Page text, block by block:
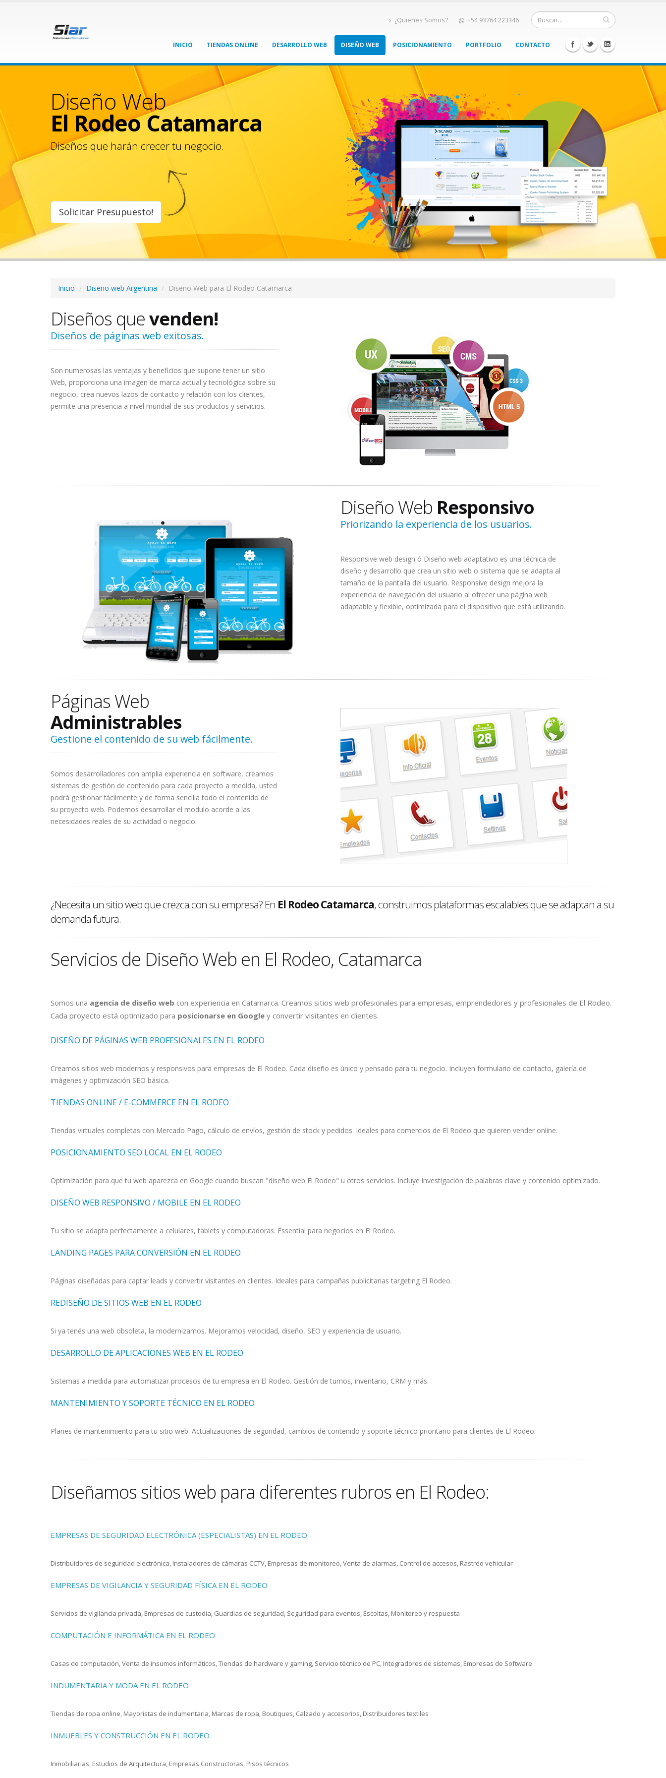
¿Quienes Somos? +54 93764 223346
INICIO TIENDAS ONLINE DESARROLLO WEB DISEÑO WEB POSICIONAMIENTO PORTFOLIO CONTACTO
Diseño Web
El Rodeo Catamarca
Diseños que harán crecer tu negocio.
Solicitar Presupuesto!
Inicio Diseño web Argentina Diseño Web para El Rodeo Catamarca
Diseños quevenden!
Diseños de páginas web exitosas.
Son numerosas las ventajas y beneficios que supone tener un sitio
Web, proporciona una imagen de marca actual y tecnológica sobre su
negocio, crea nuevos lazos de contacto y relación con los clientes,
permite una presencia a nivel mundial de sus productos y servicios.
Diseño Web Responsivo
Priorizando la experiencia de los usuarios.
Responsive web design ó Diseño web adaptativo es una técnica de
diseño y desarrollo que crea un sitio web o sistema que se adapta al
tamaño de la pantalla del usuario. Responsive design mejora la
experiencia de navegación del usuario al ofrecer una página web
adaptable y flexible, optimizada para el dispositivo que está utilizando.
Páginas Web
Administrables
Gestione el contenido de su web fácilmente.
Somos desarrolladores con amplia experiencia en software, creamos
sistemas de gestión de contenido para cada proyecto a medida, usted
podrá gestionar fácilmente y de forma sencilla todo el contenido de
su proyecto web. Podemos desarrollar el modulo acorde a las
necesidades reales de su actividad o negocio.
¿Necesita un sitio web que crezca con su empresa? En El Rodeo Catamarca, construimos plataformas escalables que se adaptan a su
demanda futura.
Servicios de Diseño Web en El Rodeo, Catamarca
Somos una agencia de diseño web con experiencia en Catamarca. Creamos sitios web profesionales para empresas, emprendedores y profesionales de El Rodeo.
Cada proyecto está optimizado para posicionarse en Google y convertir visitantes en clientes.
DISEÑO DE PÁGINAS WEB PROFESIONALES EN EL RODEO
Creamos sitios web modernos y responsivos para empresas de El Rodeo. Cada diseño es único y pensado para tu negocio. Incluyen formulario de contacto, galería de
imágenes y optimización SEO básica.
TIENDAS ONLINE / E-COMMERCE EN EL RODEO
Tiendas virtuales completas con Mercado Pago, cálculo de envíos, gestión de stock y pedidos. Ideales para comercios de El Rodeo que quieren vender online.
POSICIONAMIENTO SEO LOCAL EN EL RODEO
Optimización para que tu web aparezca en Google cuando buscan "diseño web El Rodeo" u otros servicios. Incluye investigación de palabras clave y contenido optimizado.
DISEÑO WEB RESPONSIVO / MOBILE EN EL RODEO
Tu sitio se adapta perfectamente a celulares, tablets y computadoras. Essential para negocios en El Rodeo.
LANDING PAGES PARA CONVERSIÓN EN EL RODEO
Páginas diseñadas para captar leads y convertir visitantes en clientes. Ideales para campañas publicitarias targeting El Rodeo.
REDISEÑO DE SITIOS WEB EN EL RODEO
Si ya tenés una web obsoleta, la modernizamos. Mejoramos velocidad, diseño, SEO y experiencia de usuario.
DESARROLLO DE APLICACIONES WEB EN EL RODEO
Sistemas a medida para automatizar procesos de tu empresa en El Rodeo. Gestión de turnos, inventario, CRM y más.
MANTENIMIENTO Y SOPORTE TÉCNICO EN EL RODEO
Planes de mantenimiento para tu sitio web. Actualizaciones de seguridad, cambios de contenido y soporte técnico prioritario para clientes de El Rodeo.
Diseñamos sitios web para diferentes rubros en El Rodeo:
EMPRESAS DE SEGURIDAD ELECTRÓNICA (ESPECIALISTAS) EN EL RODEO
Distribuidores de seguridad electrónica, Instaladores de cámaras CCTV, Empresas de monitoreo, Venta de alarmas, Control de accesos, Rastreo vehicular
EMPRESAS DE VIGILANCIA Y SEGURIDAD FÍSICA EN EL RODEO
Servicios de vigilancia privada, Empresas de custodia, Guardias de seguridad, Seguridad para eventos, Escoltas, Monitoreo y respuesta
COMPUTACIÓN E INFORMÁTICA EN EL RODEO
Casas de computación, Venta de insumos informáticos, Tiendas de hardware y gaming, Servicio técnico de PC, Integradores de sistemas, Empresas de Software
INDUMENTARIA Y MODA EN EL RODEO
Tiendas de ropa online, Mayoristas de indumentaria, Marcas de ropa, Boutiques, Calzado y accesorios, Distribuidores textiles
INMUEBLES Y CONSTRUCCIÓN EN EL RODEO
Inmobiliarias, Estudios de Arquitectura, Empresas Constructoras, Pisos técnicos